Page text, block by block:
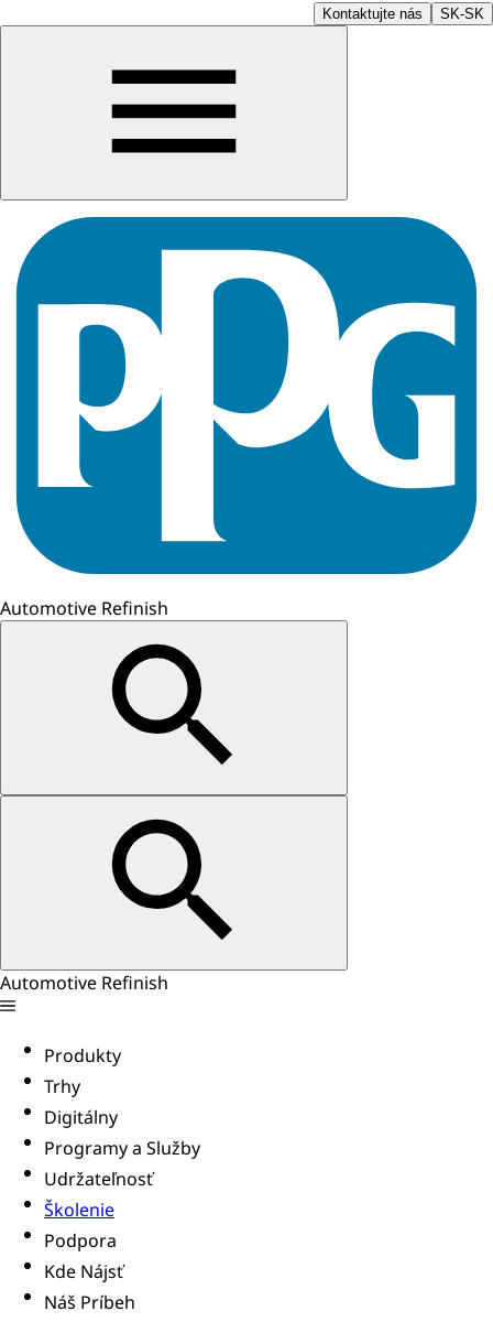
Kontaktujte nás SK-SK
Automotive Refinish
Automotive Refinish
Produkty
Trhy
Digitálny
Programy a Služby
Udržateľnosť
Školenie
Podpora
Kde Nájsť
Náš Príbeh